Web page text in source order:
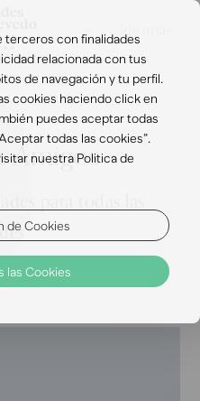
Idiomas
Amigos
terceros con finalidades
relacionada con tus
de navegación y tu perfil.
cookies haciendo click en
puedes aceptar todas
todas las cookies”.
nuestra Politica de
de Cookies
las Cookies